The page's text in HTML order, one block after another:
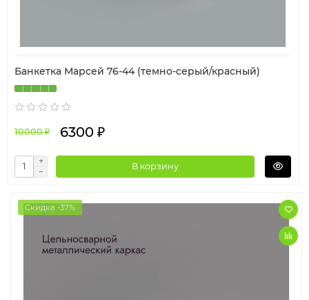
Банкетка Марсей 76-44 (темно-серый/красный)
10000 ₽ 6300 ₽
В корзину
Скидка -37%